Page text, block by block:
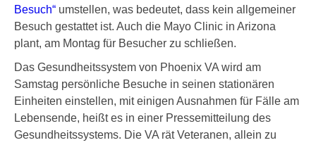
Besuch“ umstellen, was bedeutet, dass kein allgemeiner
Besuch gestattet ist. Auch die Mayo Clinic in Arizona
plant, am Montag für Besucher zu schließen.
Das Gesundheitssystem von Phoenix VA wird am
Samstag persönliche Besuche in seinen stationären
Einheiten einstellen, mit einigen Ausnahmen für Fälle am
Lebensende, heißt es in einer Pressemitteilung des
Gesundheitssystems. Die VA rät Veteranen, allein zu